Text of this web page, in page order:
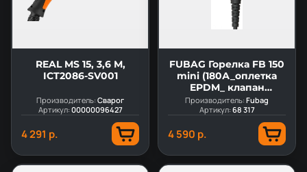
REAL MS 15, 3,6 М,
ICT2086-SV001
Производитель:Сварог
Артикул:00000096427
4 291 р.
FUBAG Горелка FB 150
mini (180А_оплетка
EPDM_ клапан
латунный)
Производитель:Fubag
Артикул:68 317
4 590 р.